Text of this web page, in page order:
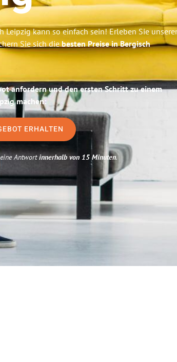
Leipzig kann so einfach sein! Erleben Sie
Sie sich diebesten Preise in Bergisch
anfordern und den ersten Schritt zu einem
machen:
ERHALTEN
Antwortinnerhalb von 15 Minuten.